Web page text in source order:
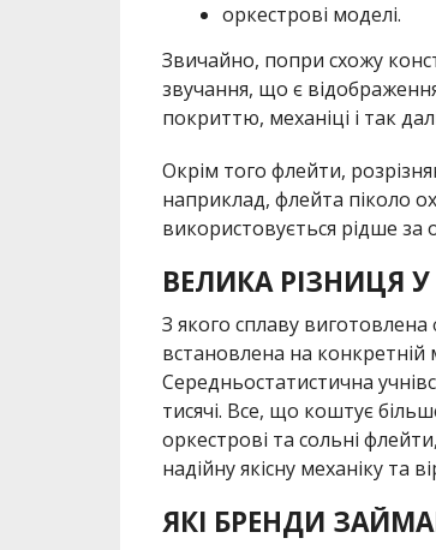
оркестрові моделі.
Звичайно, попри схожу
звучання, що є
покриттю, механіці і так
Окрім того флейти,
наприклад, флейта піколо
використовується рідше
ВЕЛИКА РІЗНИЦЯ У
З якого сплаву
встановлена на конкретній
Середньостатистична
тисячі. Все, що коштує
оркестрові та сольні
надійну якісну механіку та
ЯКІ БРЕНДИ